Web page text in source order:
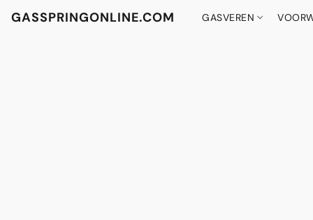
GASSPRINGONLINE.COM GASVEREN